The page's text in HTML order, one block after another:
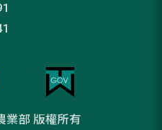
業部 版權所有